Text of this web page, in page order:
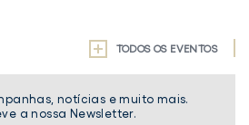
TODOS OS EVENTOS
notícias e muito mais.
a nossa Newsletter.